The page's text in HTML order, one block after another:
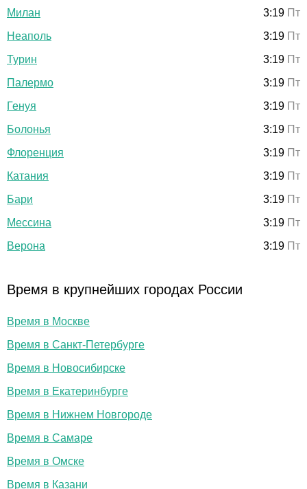
Милан
3:19 Пт
Неаполь
3:19 Пт
Турин
3:19 Пт
Палермо
3:19 Пт
Генуя
3:19 Пт
Болонья
3:19 Пт
Флоренция
3:19 Пт
Катания
3:19 Пт
Бари
3:19 Пт
Мессина
3:19 Пт
Верона
3:19 Пт
Время в крупнейших городах России
Время в Москве
Время в Санкт-Петербурге
Время в Новосибирске
Время в Екатеринбурге
Время в Нижнем Новгороде
Время в Самаре
Время в Омске
Время в Казани